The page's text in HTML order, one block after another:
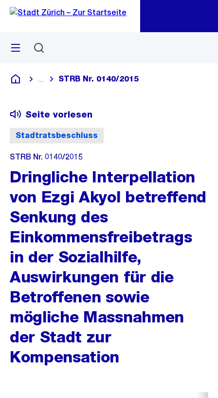
Navigation
Sprunglink
Menü
Deutsch
Blende alle Breadcrumbs ein
STRB Nr. 0140/2015
Stadtratsbeschluss
Seite vorlesen
STRB Nr. 0140/2015
Dringliche Interpellation
von Ezgi Akyol betreffend
Senkung des
Einkommensfreibetrags
in der Sozialhilfe,
Auswirkungen für die
Betroffenen sowie
mögliche Massnahmen
der Stadt zur
Kompensation